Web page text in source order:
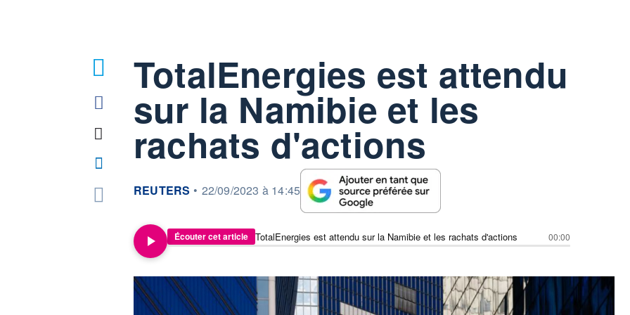
TotalEnergies est attendu
sur la Namibie et les
rachats d'actions
information fournie par
REUTERS • 22/09/2023 à 14:45
Écouter cet article TotalEnergies est attendu sur la Namibie et les rachats d'actions 00:00